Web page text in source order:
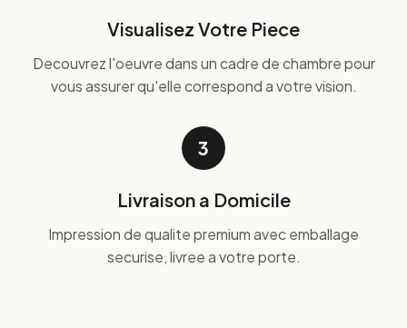
Visualisez Votre Piece
Decouvrez l'oeuvre dans un cadre de chambre pour
vous assurer qu'elle correspond a votre vision.
3
Livraison a Domicile
Impression de qualite premium avec emballage
securise, livree a votre porte.